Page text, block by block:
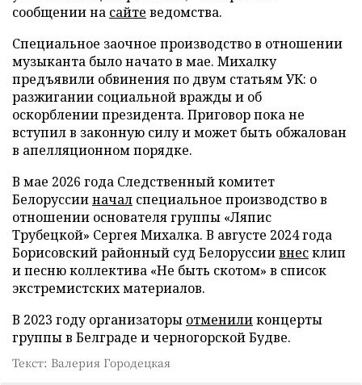
сообщении на сайте ведомства.
Специальное заочное производство в отношении
музыканта было начато в мае. Михалку
предъявили обвинения по двум статьям УК: о
разжигании социальной вражды и об
оскорблении президента. Приговор пока не
вступил в законную силу и может быть обжалован
в апелляционном порядке.
В мае 2026 года Следственный комитет
Белоруссииначал специальное производство в
отношении основателя группы «Ляпис
Трубецкой» Сергея Михалка. В августе 2024 года
Борисовский районный суд Белоруссиивнесклип
и песню коллектива «Не быть скотом» в список
экстремистских материалов.
В 2023 году организаторы отмениликонцерты
группы в Белграде и черногорской Будве.
Текст: Валерия Городецкая